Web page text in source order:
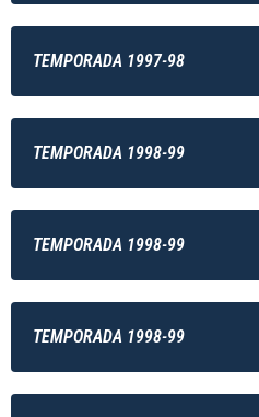
TEMPORADA 1997-98
TEMPORADA 1998-99
TEMPORADA 1998-99
TEMPORADA 1998-99